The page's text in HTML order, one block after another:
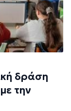
δράση
την